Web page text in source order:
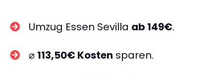
Umzug Essen Sevilla ab 149€.
⌀ 113,50€ Kosten sparen.